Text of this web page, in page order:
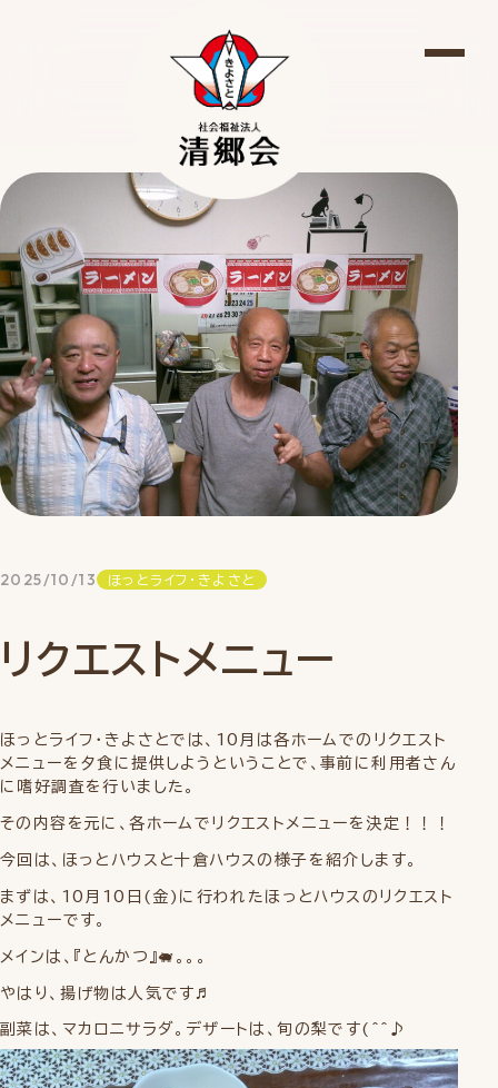
2025/10/13 ほっとライフ・きよさと
リクエストメニュー
ほっとライフ・きよさとでは、10月は各ホームでのリクエスト
メニューを夕食に提供しようということで、事前に利用者さん
に嗜好調査を行いました。
その内容を元に、各ホームでリクエストメニューを決定！！！
今回は、ほっとハウスと十倉ハウスの様子を紹介します。
まずは、10月10日(金)に行われたほっとハウスのリクエスト
メニューです。
メインは、『とんかつ』🐖。。。
やはり、揚げ物は人気です♬
副菜は、マカロニサラダ。デザートは、旬の梨です(^^♪